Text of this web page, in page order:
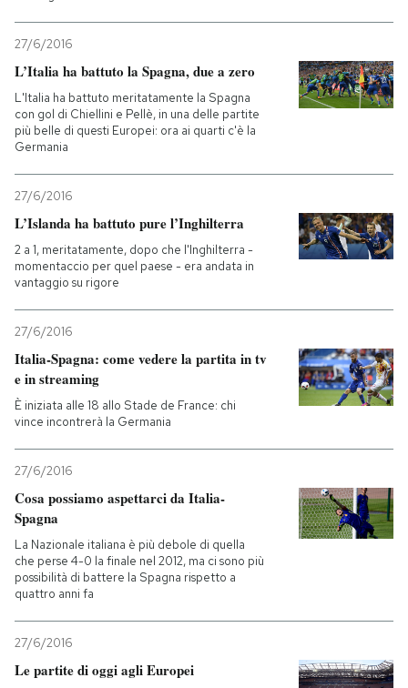
27/6/2016
L’Italia ha battuto la Spagna, due a zero
L'Italia ha battuto meritatamente la Spagna
con gol di Chiellini e Pellè, in una delle partite
più belle di questi Europei: ora ai quarti c'è la
Germania
27/6/2016
L’Islanda ha battuto pure l’Inghilterra
2 a 1, meritatamente, dopo che l'Inghilterra -
momentaccio per quel paese - era andata in
vantaggio su rigore
27/6/2016
Italia-Spagna: come vedere la partita in tv
e in streaming
È iniziata alle 18 allo Stade de France: chi
vince incontrerà la Germania
27/6/2016
Cosa possiamo aspettarci da Italia-
Spagna
La Nazionale italiana è più debole di quella
che perse 4-0 la finale nel 2012, ma ci sono più
possibilità di battere la Spagna rispetto a
quattro anni fa
27/6/2016
Le partite di oggi agli Europei